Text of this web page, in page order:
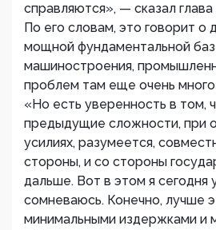
справляются», — сказал глава
По его словам, это говорит о
мощной фундаментальной
машиностроения,
проблем там еще очень
«Но есть уверенность в том,
предыдущие сложности, при
усилиях, разумеется,
стороны, и со стороны
дальше. Вот в этом я сегодня
сомневаюсь. Конечно, лучше
минимальными издержками и